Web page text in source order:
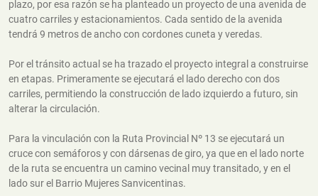
plazo, por esa razón se ha planteado un proyecto de una avenida de
cuatro carriles y estacionamientos. Cada sentido de la avenida
tendrá 9 metros de ancho con cordones cuneta y veredas.
Por el tránsito actual se ha trazado el proyecto integral a construirse
en etapas. Primeramente se ejecutará el lado derecho con dos
carriles, permitiendo la construcción de lado izquierdo a futuro, sin
alterar la circulación.
Para la vinculación con la Ruta Provincial Nº 13 se ejecutará un
cruce con semáforos y con dársenas de giro, ya que en el lado norte
de la ruta se encuentra un camino vecinal muy transitado, y en el
lado sur el Barrio Mujeres Sanvicentinas.